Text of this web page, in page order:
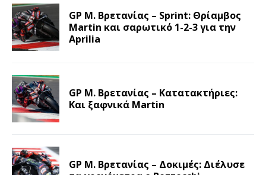
GP Μ. Βρετανίας – Sprint: Θρίαμβος
Martin και σαρωτικό 1-2-3 για την
Aprilia
GP Μ. Βρετανίας – Κατατακτήριες:
Και ξαφνικά Martin
GP Μ. Βρετανίας – Δοκιμές: Διέλυσε